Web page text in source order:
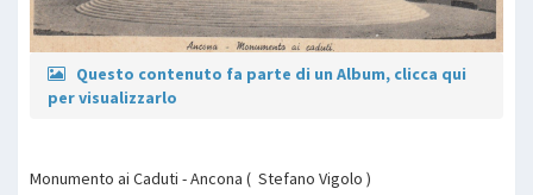
Questo contenuto fa parte di un Album, clicca qui
per visualizzarlo
Monumento ai Caduti - Ancona ( Stefano Vigolo )